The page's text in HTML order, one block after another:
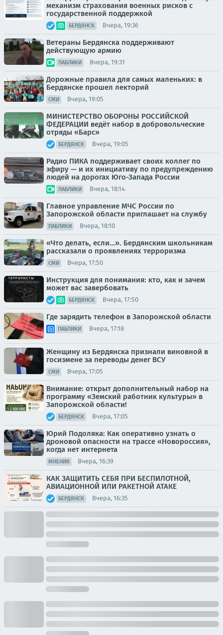
механизм страхования военных рисков с
государственной поддержкой
БЕРДЯНСК Вчера, 19:36
Ветераны Бердянска поддерживают
действующую армию
ПАБЛИКИ Вчера, 19:31
Дорожные правила для самых маленьких: в
Бердянске прошел лекторий
СМИ Вчера, 19:05
МИНИСТЕРСТВО ОБОРОНЫ РОССИЙСКОЙ
ФЕДЕРАЦИИ ведёт набор в добровольческие
отряды «Барс»
БЕРДЯНСК Вчера, 19:05
Радио ПИКА поддерживает своих коллег по
эфиру — и их инициативу по предупреждению
людей на дорогах Юго-Запада России
ПАБЛИКИ Вчера, 18:14
Главное управление МЧС России по
Запорожской области приглашает на службу
ПАБЛИКИ Вчера, 18:10
«Что делать, если…». Бердянским школьникам
рассказали о проявлениях терроризма
СМИ Вчера, 17:50
Инструкция для понимания: кто, как и зачем
может вас завербовать
БЕРДЯНСК Вчера, 17:50
Где зарядить телефон в Запорожской области
ПАБЛИКИ Вчера, 17:18
Женщину из Бердянска признали виновной в
госизмене за переводы денег ВСУ
СМИ Вчера, 17:05
Внимание: открыт дополнительный набор на
программу «Земский работник культуры» в
Запорожской области!
БЕРДЯНСК Вчера, 17:05
Юрий Подоляка: Как оперативно узнать о
дроновой опасности на трассе «Новороссия»,
когда нет интернета
МНЕНИЯ Вчера, 16:39
КАК ЗАЩИТИТЬ СЕБЯ ПРИ БЕСПИЛОТНОЙ,
АВИАЦИОННОЙ ИЛИ РАКЕТНОЙ АТАКЕ
БЕРДЯНСК Вчера, 16:35